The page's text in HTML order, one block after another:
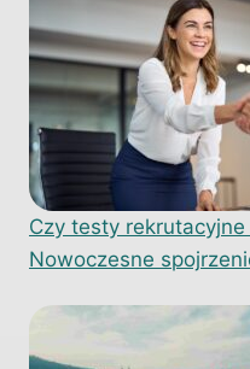
Czy testy
Nowoczesne